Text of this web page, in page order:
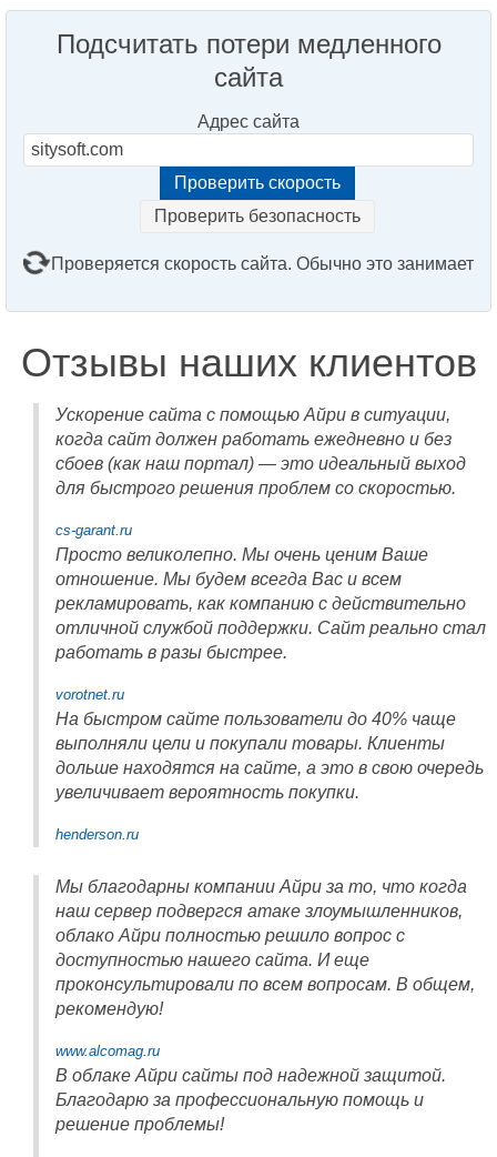
Подсчитать потери медленного
сайта
Адрес сайта
Проверить безопасность
Проверяется скорость сайта. Обычно это занимает
Отзывы наших клиентов
Ускорение сайта с помощью Айри в ситуации,
когда сайт должен работать ежедневно и без
сбоев (как наш портал) — это идеальный выход
для быстрого решения проблем со скоростью.
cs-garant.ru
Просто великолепно. Мы очень ценим Ваше
отношение. Мы будем всегда Вас и всем
рекламировать, как компанию с действительно
отличной службой поддержки. Сайт реально стал
работать в разы быстрее.
vorotnet.ru
На быстром сайте пользователи до 40% чаще
выполняли цели и покупали товары. Клиенты
дольше находятся на сайте, а это в свою очередь
увеличивает вероятность покупки.
henderson.ru
Мы благодарны компании Айри за то, что когда
наш сервер подвергся атаке злоумышленников,
облако Айри полностью решило вопрос с
доступностью нашего сайта. И еще
проконсультировали по всем вопросам. В общем,
рекомендую!
www.alcomag.ru
В облаке Айри сайты под надежной защитой.
Благодарю за профессиональную помощь и
решение проблемы!